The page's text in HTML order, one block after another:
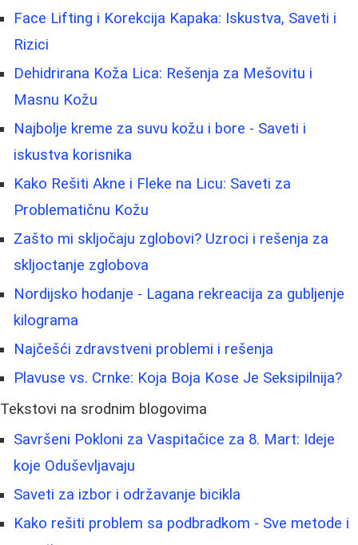
Face Lifting i Korekcija Kapaka: Iskustva, Saveti i
Rizici
Dehidrirana Koža Lica: Rešenja za Mešovitu i
Masnu Kožu
Najbolje kreme za suvu kožu i bore - Saveti i
iskustva korisnika
Kako Rešiti Akne i Fleke na Licu: Saveti za
Problematičnu Kožu
Zašto mi skljočaju zglobovi? Uzroci i rešenja za
skljoctanje zglobova
Nordijsko hodanje - Lagana rekreacija za gubljenje
kilograma
Najčešći zdravstveni problemi i rešenja
Plavuse vs. Crnke: Koja Boja Kose Je Seksipilnija?
Tekstovi na srodnim blogovima
Savršeni Pokloni za Vaspitačice za 8. Mart: Ideje
koje Oduševljavaju
Saveti za izbor i održavanje bicikla
Kako rešiti problem sa podbradkom - Sve metode i